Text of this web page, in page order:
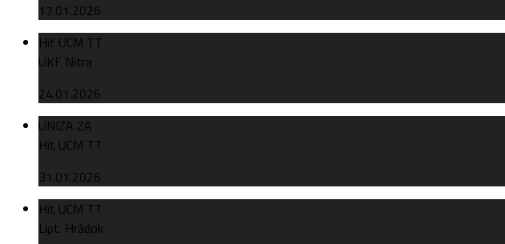
17.01.2026
Hit UCM TT
UKF Nitra
24.01.2026
UNIZA ZA
Hit UCM TT
31.01.2026
Hit UCM TT
Lipt. Hrádok